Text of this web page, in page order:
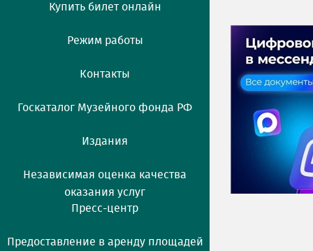
Купить билет онлайн
Режим работы
Контакты
Госкаталог Музейного фонда РФ
Издания
Независимая оценка качества
оказания услуг
Пресс-центр
Предоставление в аренду площадей